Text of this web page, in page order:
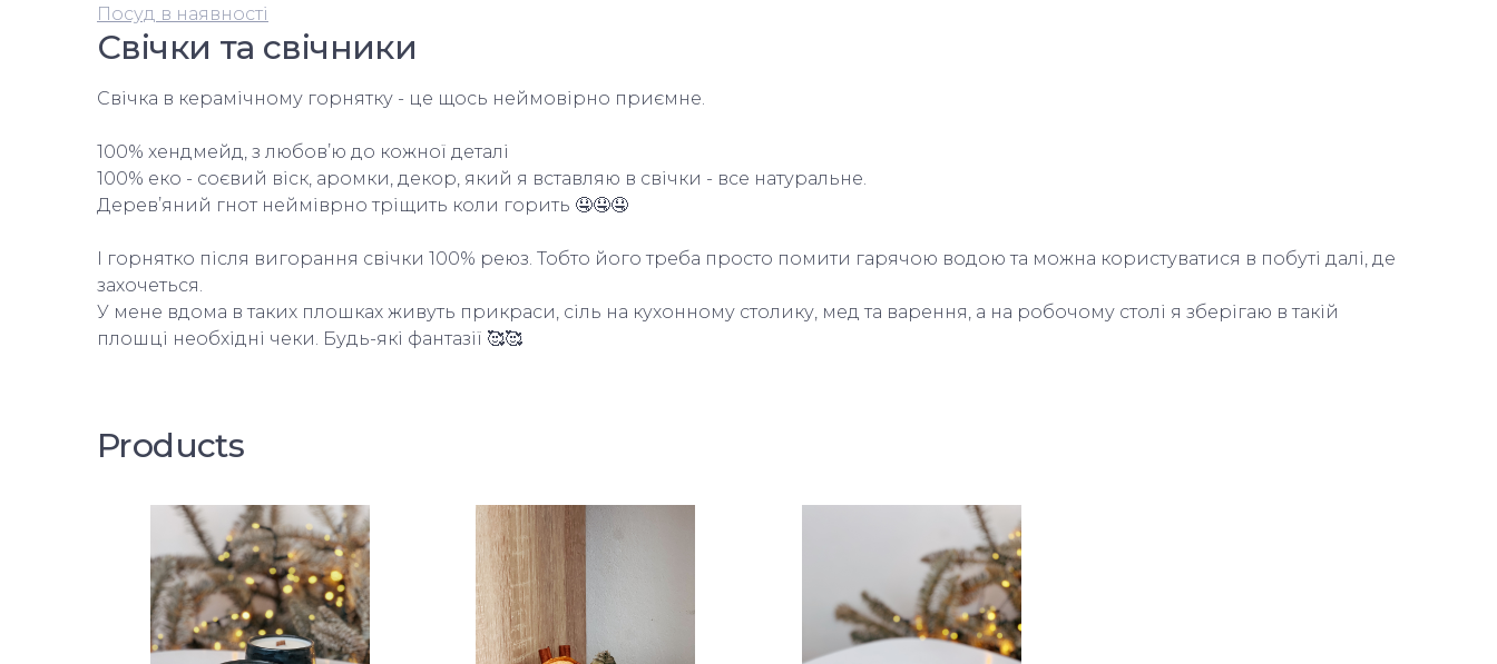
Посуд в наявності
Свічки та свічники
Свічка в керамічному горнятку - це щось неймовірно приємне.
100% хендмейд, з любовʼю до кожної деталі
100% еко - соєвий віск, аромки, декор, який я вставляю в свічки - все натуральне.
Деревʼяний гнот нейміврно тріщить коли горить 🤤🤤🤤
І горнятко після вигорання свічки 100% реюз. Тобто його треба просто помити гарячою водою та можна користуватися в побуті далі, де
захочеться.
У мене вдома в таких плошках живуть прикраси, сіль на кухонному столику, мед та варення, а на робочому столі я зберігаю в такій
плошці необхідні чеки. Будь-які фантазії 🥰🥰
Products